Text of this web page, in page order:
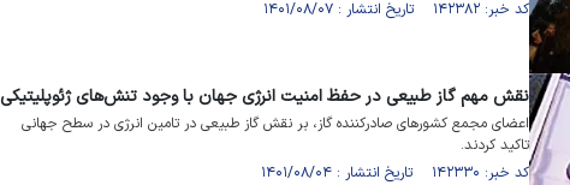
کد خبر: ۱۴۲۳۸۲ تاریخ انتشار : ۱۴۰۱/۰۸/۰۷
نقش مهم گاز طبیعی در حفظ امنیت انرژی جهان با وجود تنش‌های ژئوپلیتیکی
اعضای مجمع کشور‌های صادرکننده گاز، بر نقش گاز طبیعی در تامین انرژی در سطح جهانی
تاکید کردند.
کد خبر: ۱۴۲۳۳۰ تاریخ انتشار : ۱۴۰۱/۰۸/۰۴